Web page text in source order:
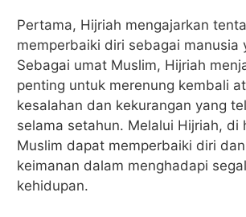
Pertama, Hijriah mengajarkan
memperbaiki diri sebagai manusia
Sebagai umat Muslim, Hijriah
penting untuk merenung kembali
kesalahan dan kekurangan yang
selama setahun. Melalui Hijriah, di
Muslim dapat memperbaiki diri
keimanan dalam menghadapi
kehidupan.